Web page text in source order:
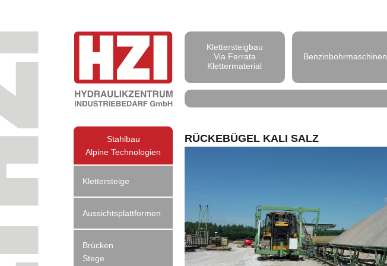
Klettersteigbau
Via Ferrata
Klettermaterial
Benzinbohrmaschinen
Stahlbau
Alpine Technologien
Klettersteige
Aussichtsplattformen
Brücken
Stege
RÜCKEBÜGEL KALI SALZ